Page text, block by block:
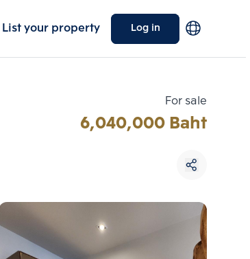
List your property Log in
For sale
6,040,000 Baht
Choose comparative unit
Maximum 3 units
Compare